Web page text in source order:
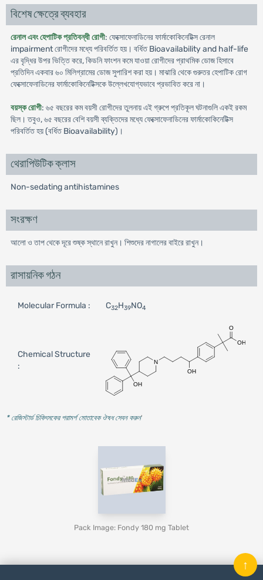
বিশেষ ক্ষেত্রে ব্যবহার
রেনাল এবং হেপাটিক প্রতিবন্ধী রোগী: ফেক্সোফেনাডিনের ফার্মাকোকিনেটিক্স রেনাল
impairment রোগীদের মধ্যে পরিবর্তিত হয়। বর্ধিত Bioavailability and half-life
এর বৃদ্ধির উপর ভিত্তি করে, কিডনি ফাংশন কমে যাওয়া রোগীদের প্রাথমিক ডোজ হিসাবে
প্রতিদিন একবার ৬০ মিলিগ্রামের ডোজ সুপারিশ করা হয়। মাঝারি থেকে গুরুতর হেপাটিক রোগ
ফেক্সোফেনাডিনের ফার্মাকোকিনেটিক্সকে উল্লেখযোগ্যভাবে প্রভাবিত করে না।
বয়স্ক রোগী: ৬৫ বছরের কম বয়সী রোগীদের তুলনায় এই গ্রুপে প্রতিকূল ঘটনাগুলি একই রকম
ছিল। তবুও, ৬৫ বছরের বেশি বয়সী ব্যক্তিদের মধ্যে ফেক্সোফেনাডিনের ফার্মাকোকিনেটিক্স
পরিবর্তিত হয় (বর্ধিত Bioavailability)।
থেরাপিউটিক ক্লাস
Non-sedating antihistamines
সংরক্ষণ
আলো ও তাপ থেকে দূরে শুষ্ক স্থানে রাখুন। শিশুদের নাগালের বাইরে রাখুন।
রাসায়নিক গঠন
Molecular Formula : C32H39NO4
Chemical Structure
:
* রেজিস্টার্ড চিকিৎসকের পরামর্শ মোতাবেক ঔষধ সেবন করুন'
Pack Image: Fondy 180 mg Tablet
↑